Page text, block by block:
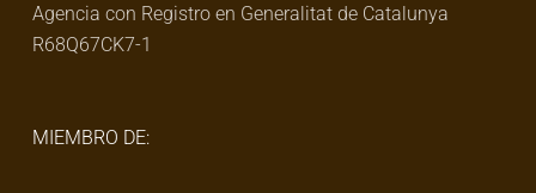
Agencia con Registro en Generalitat de Catalunya
R68Q67CK7-1
MIEMBRO DE: